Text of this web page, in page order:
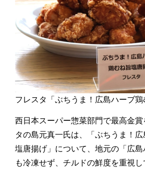
フレスタ「ぶちうま！広島ハーブ鶏
西日本スーパー惣菜部門で最高金
タの島元真一氏は、「ぶちうま！
塩唐揚げ」について、地元の「広
も冷凍せず、チルドの鮮度を重視